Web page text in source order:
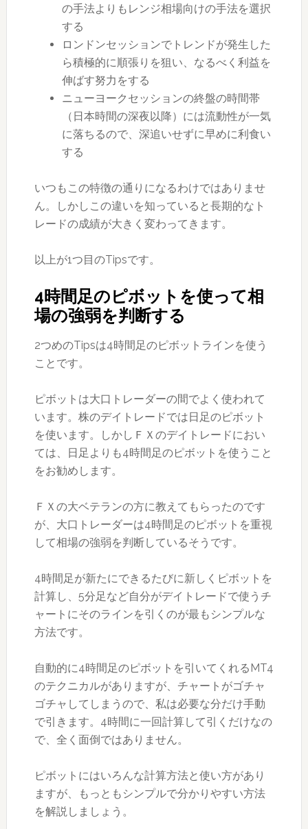
の手法よりもレンジ相場向けの手法を選択
する
ロンドンセッションでトレンドが発生した
ら積極的に順張りを狙い、なるべく利益を
伸ばす努力をする
ニューヨークセッションの終盤の時間帯
（日本時間の深夜以降）には流動性が一気
に落ちるので、深追いせずに早めに利食い
する
いつもこの特徴の通りになるわけではありませ
ん。しかしこの違いを知っていると長期的なト
レードの成績が大きく変わってきます。
以上が1つ目のTipsです。
4時間足のピボットを使って相
場の強弱を判断する
2つめのTipsは4時間足のピボットラインを使う
ことです。
ピボットは大口トレーダーの間でよく使われて
います。株のデイトレードでは日足のピボット
を使います。しかしＦＸのデイトレードにおい
ては、日足よりも4時間足のピボットを使うこと
をお勧めします。
ＦＸの大ベテランの方に教えてもらったのです
が、大口トレーダーは4時間足のピボットを重視
して相場の強弱を判断しているそうです。
4時間足が新たにできるたびに新しくピボットを
計算し、5分足など自分がデイトレードで使うチ
ャートにそのラインを引くのが最もシンプルな
方法です。
自動的に4時間足のピボットを引いてくれるMT4
のテクニカルがありますが、チャートがゴチャ
ゴチャしてしまうので、私は必要な分だけ手動
で引きます。4時間に一回計算して引くだけなの
で、全く面倒ではありません。
ピボットにはいろんな計算方法と使い方があり
ますが、もっともシンプルで分かりやすい方法
を解説しましょう。